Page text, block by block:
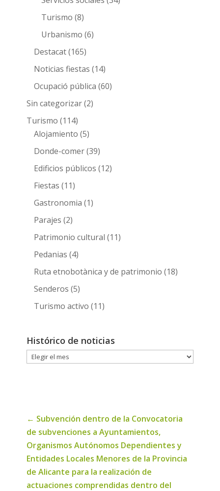
Turismo (8)
Urbanismo (6)
Destacat(165)
Noticias fiestas (14)
Ocupació pública (60)
Sin categorizar(2)
Turismo (114)
Alojamiento (5)
Donde-comer(39)
Edificios públicos (12)
Fiestas (11)
Gastronomia (1)
Parajes (2)
Patrimonio cultural (11)
Pedanias (4)
Ruta etnobotànica y de patrimonio (18)
Senderos (5)
Turismo activo (11)
Histórico de noticias
Histórico
← Subvención dentro de la Convocatoria
de subvenciones a Ayuntamientos,
Organismos Autónomos Dependientes y
Entidades Locales Menores de la Provincia
de Alicante para la realización de
actuaciones comprendidas dentro del